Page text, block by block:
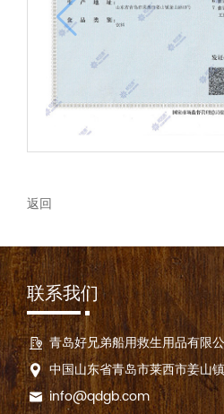
返回
联系我们
青岛好兄弟船用救生用品有限
中国山东省青岛市莱西市姜山
info@qdgb.com